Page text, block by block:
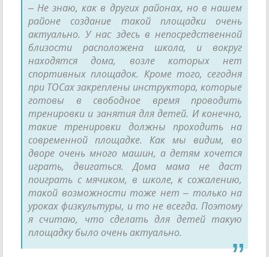
– Не знаю, как в других районах, но в нашем
районе создание такой площадки очень
актуально. У нас здесь в непосредственной
близости расположена школа, и вокруг
находятся дома, возле которых нет
спортивных площадок. Кроме того, сегодня
при ТОСах закреплены инструктора, которые
готовы в свободное время проводить
тренировки и занятия для детей. И конечно,
такие тренировки должны проходить на
современной площадке. Как мы видим, во
дворе очень много машин, а детям хочется
играть, двигаться. Дома мама не даст
поиграть с мячиком, в школе, к сожалению,
такой возможности тоже нет – только на
уроках физкультуры, и то не всегда. Поэтому
я считаю, что сделать для детей такую
площадку было очень актуально.